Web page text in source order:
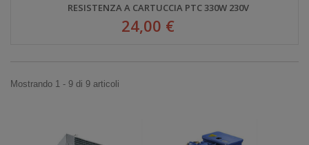
RESISTENZA A CARTUCCIA PTC 330W 230V
24,00 €
Mostrando 1 - 9 di 9 articoli